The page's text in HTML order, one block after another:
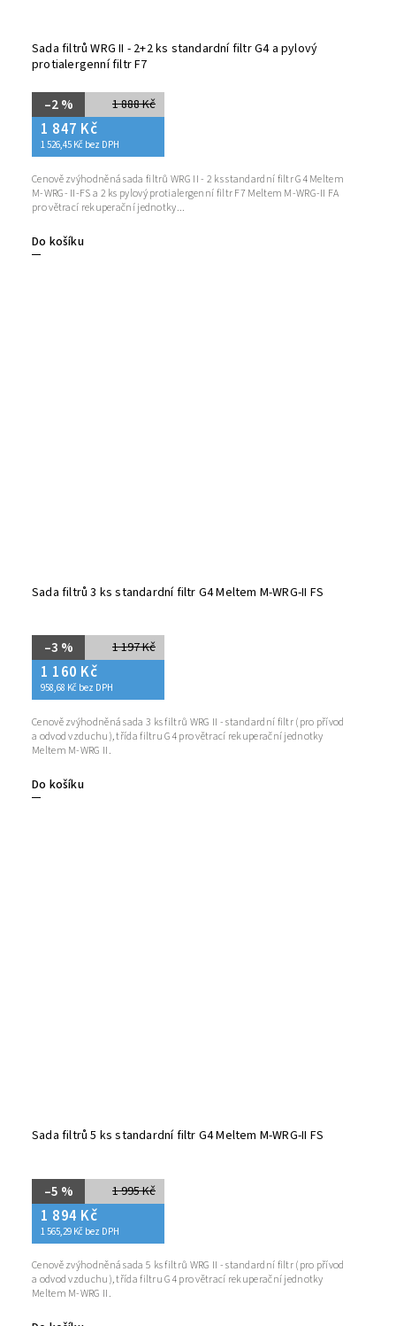
Sada filtrů WRG II - 2+2 ks standardní filtr G4 a pylový
protialergenní filtr F7
1 888 Kč
–2 %
1 847 Kč
1 526,45 Kč bez DPH
Do košíku
Cenově zvýhodněná sada filtrů WRG II - 2 ks standardní filtr G4 Meltem
M-WRG- II-FS a 2 ks pylový protialergenní filtr F7 Meltem M-WRG-II FA
pro větrací rekuperační jednotky...
Sada filtrů 3 ks standardní filtr G4 Meltem M-WRG-II FS
1 197 Kč
–3 %
1 160 Kč
958,68 Kč bez DPH
Do košíku
Cenově zvýhodněná sada 3 ks filtrů WRG II - standardní filtr (pro přívod
a odvod vzduchu), třída filtru G4 pro větrací rekuperační jednotky
Meltem M-WRG II.
Sada filtrů 5 ks standardní filtr G4 Meltem M-WRG-II FS
1 995 Kč
–5 %
1 894 Kč
1 565,29 Kč bez DPH
Cenově zvýhodněná sada 5 ks filtrů WRG II - standardní filtr (pro přívod
a odvod vzduchu), třída filtru G4 pro větrací rekuperační jednotky
Meltem M-WRG II.